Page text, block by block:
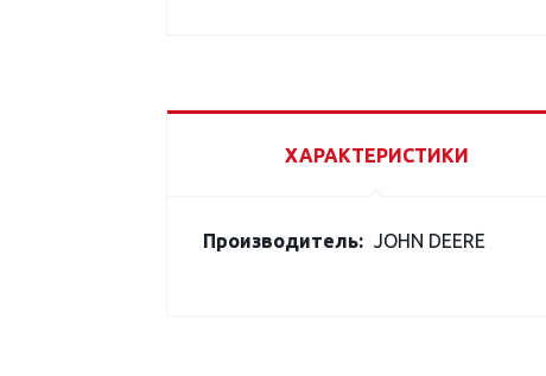
ХАРАКТЕРИСТИКИ
Производитель: JOHN DEERE